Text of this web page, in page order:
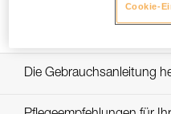
Sichern des
Die Gebrauchsanleitung
Cookie-